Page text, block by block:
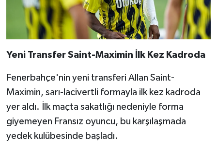
Yeni Transfer Saint-Maximin İlk Kez Kadroda
Fenerbahçe'nin yeni transferi Allan Saint-
Maximin, sarı-lacivertli formayla ilk kez kadroda
yer aldı. İlk maçta sakatlığı nedeniyle forma
giyemeyen Fransız oyuncu, bu karşılaşmada
yedek kulübesinde başladı.